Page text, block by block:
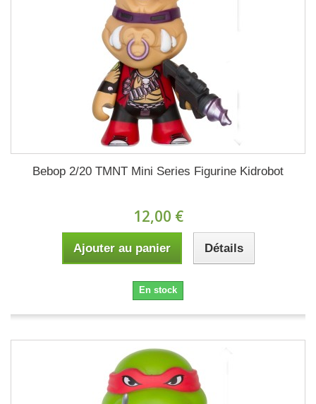
Bebop 2/20 TMNT Mini Series Figurine Kidrobot
12,00 €
Ajouter au panier Détails
En stock